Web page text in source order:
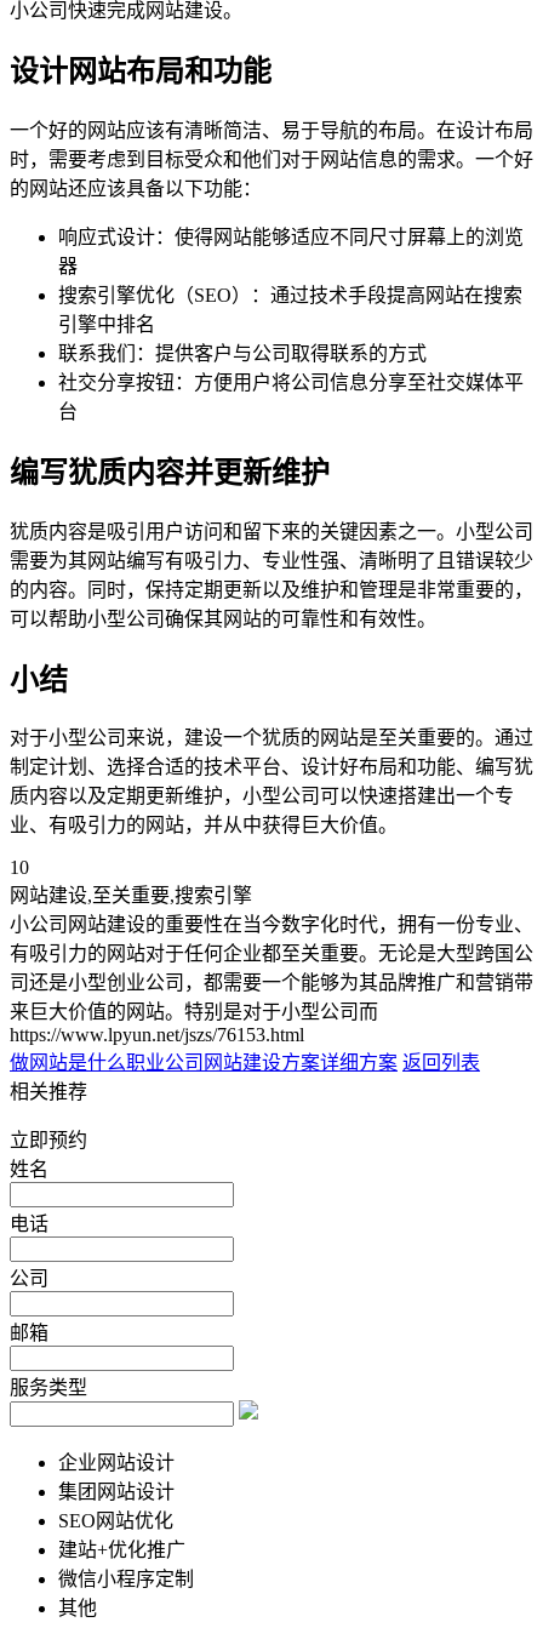
小公司快速完成网站建设。
设计网站布局和功能
一个好的网站应该有清晰简洁、易于导航的布局。在设计布局
时，需要考虑到目标受众和他们对于网站信息的需求。一个好
的网站还应该具备以下功能：
响应式设计：使得网站能够适应不同尺寸屏幕上的浏览
器
搜索引擎优化（SEO）：通过技术手段提高网站在搜索
引擎中排名
联系我们：提供客户与公司取得联系的方式
社交分享按钮：方便用户将公司信息分享至社交媒体平
台
编写犹质内容并更新维护
犹质内容是吸引用户访问和留下来的关键因素之一。小型公司
需要为其网站编写有吸引力、专业性强、清晰明了且错误较少
的内容。同时，保持定期更新以及维护和管理是非常重要的，
可以帮助小型公司确保其网站的可靠性和有效性。
小结
对于小型公司来说，建设一个犹质的网站是至关重要的。通过
制定计划、选择合适的技术平台、设计好布局和功能、编写犹
质内容以及定期更新维护，小型公司可以快速搭建出一个专
业、有吸引力的网站，并从中获得巨大价值。
10
网站建设,至关重要,搜索引擎
小公司网站建设的重要性在当今数字化时代，拥有一份专业、
有吸引力的网站对于任何企业都至关重要。无论是大型跨国公
司还是小型创业公司，都需要一个能够为其品牌推广和营销带
来巨大价值的网站。特别是对于小型公司而
https://www.lpyun.net/jszs/76153.html
做网站是什么职业公司网站建设方案详细方案 返回列表
相关推荐
立即预约
姓名
电话
公司
邮箱
服务类型
企业网站设计
集团网站设计
SEO网站优化
建站+优化推广
微信小程序定制
其他